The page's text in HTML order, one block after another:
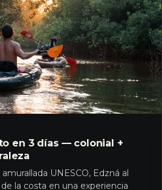
en 3 días — colonial +
UNESCO, Edzná al
la costa en una experiencia